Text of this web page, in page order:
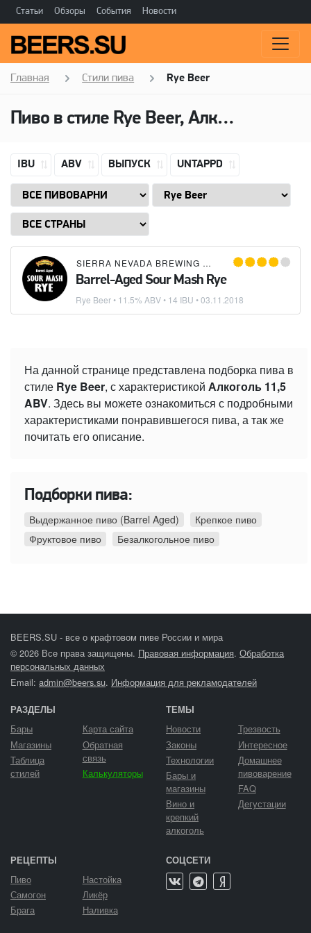
Статьи Обзоры События Новости
Главная Стили пива Rye Beer
Пиво в стиле Rye Beer, Алкоголь: 11,5 ABV
IBU ABV ВЫПУСК UNTAPPD
SIERRA NEVADA BREWING CO.
Barrel-Aged Sour Mash Rye
Rye Beer• 11.5% ABV • 14 IBU •03.11.2018
На данной странице представлена подборка пива в
стиле Rye Beer, с характеристикой Алкоголь 11,5
ABV. Здесь вы можете ознакомиться с подробными
характеристиками понравившегося пива, а так же
почитать его описание.
Подборки пива:
Выдержанное пиво (Barrel Aged)
Крепкое пиво
Фруктовое пиво
Безалкогольное пиво
BEERS.SU - все о крафтовом пиве России и мира
© 2026 Все права защищены. Правовая информация. Обработка
персональных данных
Email: admin@beers.su. Информация для рекламодателей
РАЗДЕЛЫ
Бары
Магазины
Таблица
стилей
Карта сайта
Обратная
связь
Калькуляторы
ТЕМЫ
Новости
Законы
Технологии
Бары и
магазины
Вино и
крепкий
алкоголь
Трезвость
Интересное
Домашнее
пивоварение
FAQ
Дегустации
РЕЦЕПТЫ
Пиво
Самогон
Брага
Настойка
Ликёр
Наливка
СОЦСЕТИ